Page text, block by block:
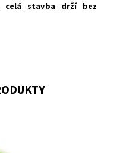
celá stavba drží bez